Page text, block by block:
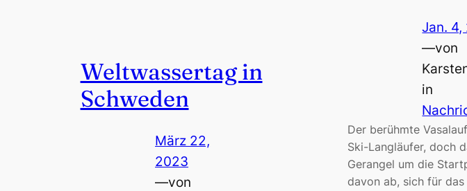
Weltwassertag in
Schweden
März 22,
2023
—von
Jan.
—von
in
Der berühmte
Ski-Langläufer, doch
Gerangel um die
davon ab, sich für